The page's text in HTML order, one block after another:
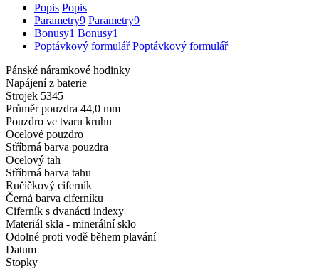
Popis Popis
Parametry9 Parametry9
Bonusy1 Bonusy1
Poptávkový formulář Poptávkový formulář
Pánské náramkové hodinky
Napájení z baterie
Strojek 5345
Průměr pouzdra 44,0 mm
Pouzdro ve tvaru kruhu
Ocelové pouzdro
Stříbrná barva pouzdra
Ocelový tah
Stříbrná barva tahu
Ručičkový ciferník
Černá barva ciferníku
Ciferník s dvanácti indexy
Materiál skla - minerální sklo
Odolné proti vodě během plavání
Datum
Stopky